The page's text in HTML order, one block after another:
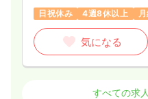
日祝休み
4週8休以上
気になる
正・准看護師すべての求